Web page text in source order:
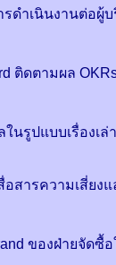
ดำเนินงานต่อผู้
ติดตามผล
นรูปแบบเรื่องเ
อสารความเสี่ยง
ของฝ่ายจัดซื้